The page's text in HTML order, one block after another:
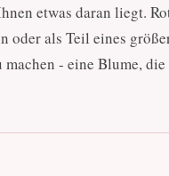
etwas daran liegt.
als Teil eines
- eine Blume,